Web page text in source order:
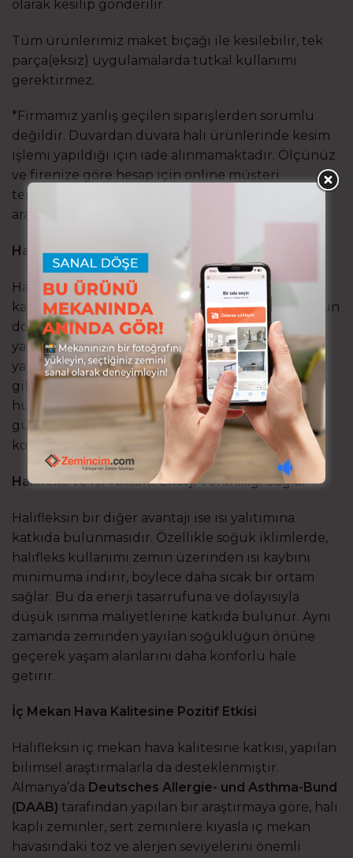
olarak kesilip gönderilir.
Tüm ürünlerimiz maket bıçağı ile kesilebilir, tek
parça(eksiz) uygulamalarda tutkal kullanımı
gerektirmez.
*Firmamız yanlış geçilen siparişlerden sorumlu
değildir. Duvardan duvara halı ürünlerinde kesim
işlemi yapıldığı için iade alınmamaktadır. Ölçünüz
ve firenize göre hesap için online müşteri
temsilcinize veya sayfa altındaki irtibat nolarımızı
arayarak danışmanlık alabilirsiniz.
Halıfleks: Şıklık, Konfor ve Sessizlik Bir Arada
Halıfleks, iç mekanlara estetik bir dokunuş
katmanın ötesinde, konfor ve sessizlik sunar. Yoğun
dokusu sayesinde ayak altında yumuşak bir his
yaratırken, aynı zamanda mükemmel bir ses
yalıtımı sağlar. Bu özellik, özellikle ofis, otel ve ev
gibi yoğun kullanıma maruz kalan alanlarda
huzurlu bir ortam yaratmaya yardımcı olur. Hem
günlük yaşamda hem de ticari mekanlarda
konforlu bir zemin çözümü olarak öne çıkar.
Halıfleks ve Isı Yalıtımı: Enerji Verimliliği Sağlar
Halıfleksin bir diğer avantajı ise ısı yalıtımına
katkıda bulunmasıdır. Özellikle soğuk iklimlerde,
halıfleks kullanımı zemin üzerinden ısı kaybını
minimuma indirir, böylece daha sıcak bir ortam
sağlar. Bu da enerji tasarrufuna ve dolayısıyla
düşük ısınma maliyetlerine katkıda bulunur. Aynı
zamanda zeminden yayılan soğukluğun önüne
geçerek yaşam alanlarını daha konforlu hale
getirir.
İç Mekan Hava Kalitesine Pozitif Etkisi
Halıfleksin iç mekan hava kalitesine katkısı, yapılan
bilimsel araştırmalarla da desteklenmiştir.
Almanya’da Deutsches Allergie- und Asthma-Bund
(DAAB) tarafından yapılan bir araştırmaya göre, halı
kaplı zeminler, sert zeminlere kıyasla iç mekan
havasındaki toz ve alerjen seviyelerini önemli